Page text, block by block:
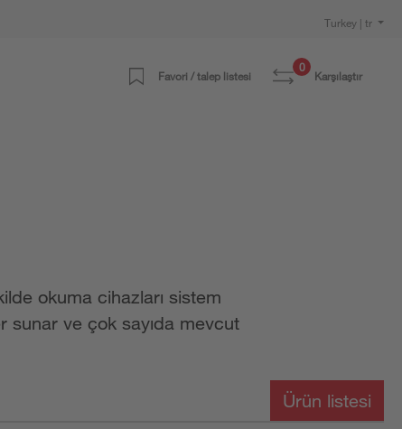
Turkey | tr
Favori / talep listesi
0
Karşılaştır
okuma cihazları sistem
sunar ve çok sayıda mevcut
Ürün listesi